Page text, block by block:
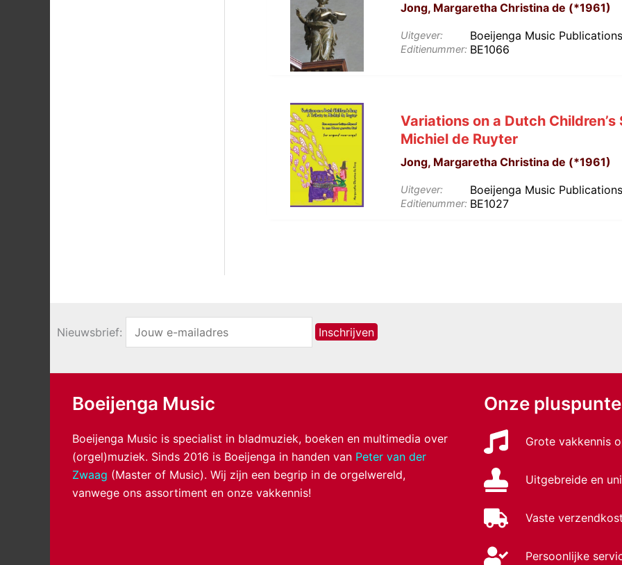
Jong, Margaretha Christina de (*1961)
Uitgever: Boeijenga Music Publications
Editienummer: BE1066
Variations on a Dutch
Michiel de Ruyter
Jong, Margaretha Christina de (*1961)
Uitgever: Boeijenga Music Publications
Editienummer: BE1027
Nieuwsbrief:
Boeijenga Music
Boeijenga Music is specialist in bladmuziek, boeken en multimedia over
(orgel)muziek. Sinds 2016 is Boeijenga in handen van Peter van der
Zwaag (Master of Music). Wij zijn een begrip in de orgelwereld,
vanwege ons assortiment en onze vakkennis!
Onze
Grote vakkennis
Uitgebreide en
Vaste
Persoonlijke